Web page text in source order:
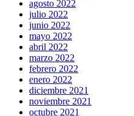
agosto 2022
julio 2022
junio 2022
mayo 2022
abril 2022
marzo 2022
febrero 2022
enero 2022
diciembre 2021
noviembre 2021
octubre 2021